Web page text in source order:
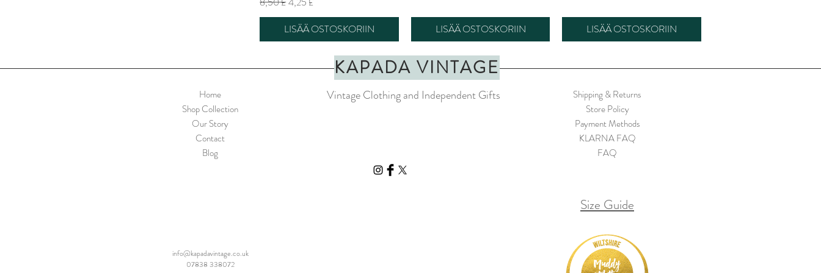
LISÄÄ OSTOSKORIIN
LISÄÄ OSTOSKORIIN LISÄÄ OSTOSKORIIN
KAPADA VINTAGE
Home
Shop Collection
Our Story
Contact
Blog
Vintage Clothing and Independent Gifts
Shipping & Returns
Store Policy
Payment Methods
KLARNA FAQ
FAQ
info@kapadavintage.co.uk
07838 338072
Size Guide